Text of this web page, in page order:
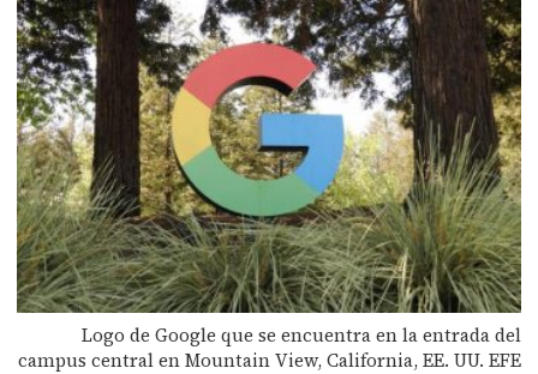
Logo de Google que se encuentra en la entrada del
campus central en Mountain View, California, EE. UU. EFE